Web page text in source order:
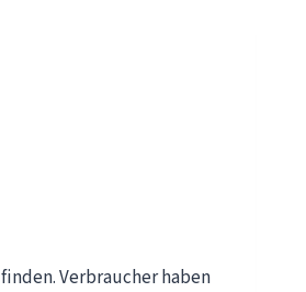
finden. Verbraucher haben